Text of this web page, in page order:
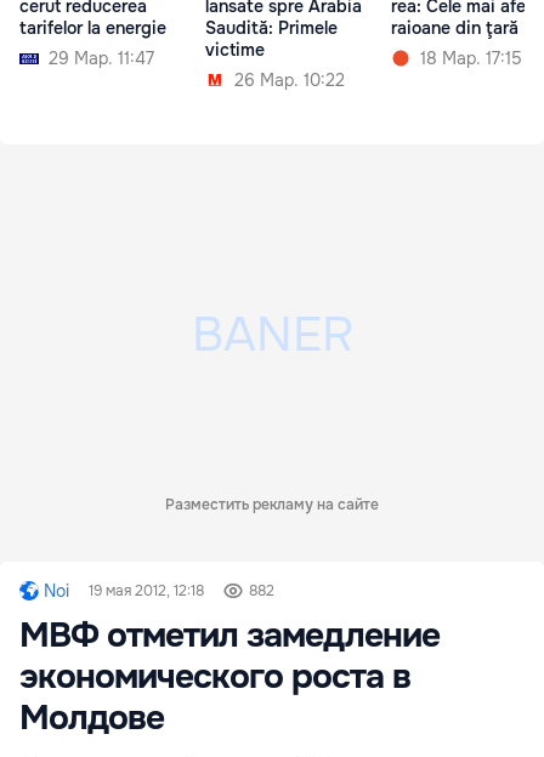
cerut reducerea
tarifelor la energie
29 Мар. 11:47
lansate spre Arabia
Saudită: Primele
victime
26 Мар. 10:22
rea: Cele mai
raioane din ţară
18 Мар. 17:15
Разместить рекламу на сайте
Noi 19 мая 2012, 12:18 882
МВФ отметил замедление
экономического роста в
Молдове